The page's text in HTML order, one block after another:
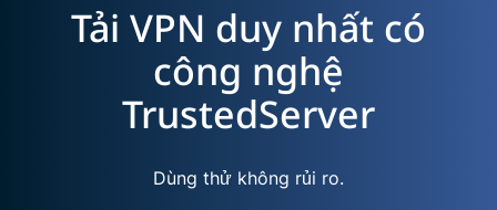
Tải VPN duy nhất có
công nghệ
TrustedServer
Dùng thử không rủi ro.